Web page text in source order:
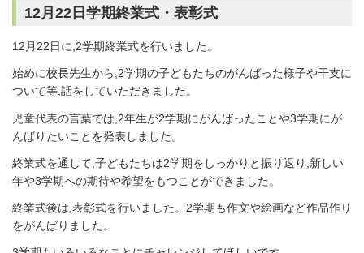
12月22日学期終業式・表彰式
12月22日に,2学期終業式を行いました。
始めに校長先生から,2学期の子どもたちのがんばった様子や干支に
ついて等,話をしていただきました。
児童代表の言葉では,2年生が2学期にがんばったことや3学期にが
んばりたいことを発表しました。
終業式を通して,子どもたちは2学期をしっかりと振り返り,新しい
年や3学期への期待や希望をもつことができました。
終業式後は,表彰式を行いました。2学期も作文や絵画など作品作り
をがんばりました。